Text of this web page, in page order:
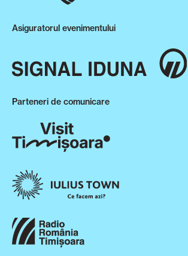
Asiguratorul evenimentului
Parteneri de comunicare